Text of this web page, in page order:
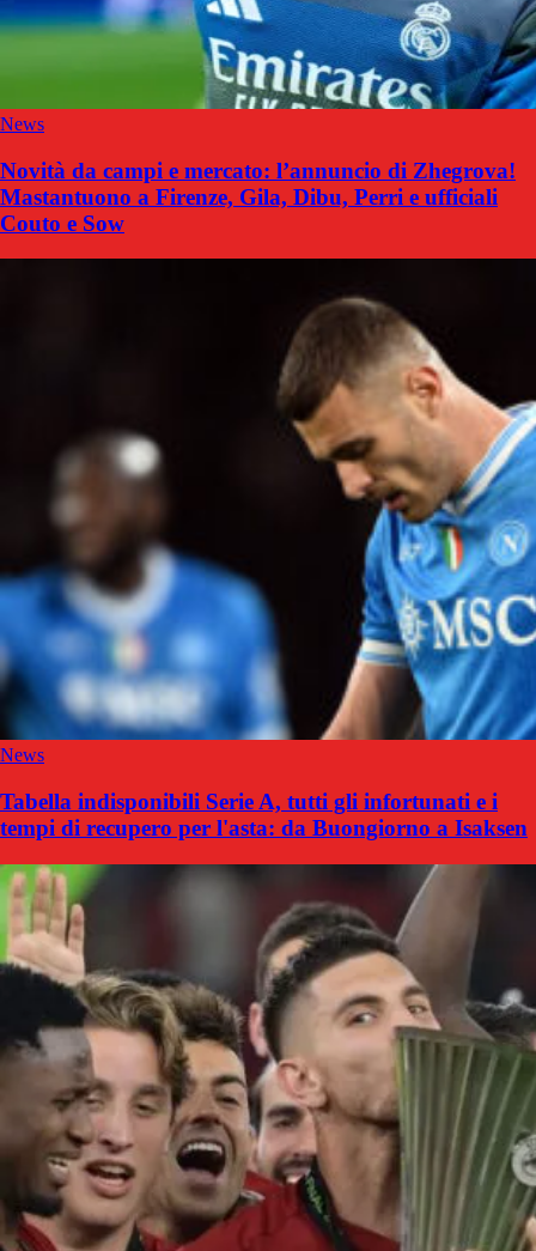
News
Novità da campi e mercato: l’annuncio di Zhegrova!
Mastantuono a Firenze, Gila, Dibu, Perri e ufficiali
Couto e Sow
News
Tabella indisponibili Serie A, tutti gli infortunati e i
tempi di recupero per l'asta: da Buongiorno a Isaksen